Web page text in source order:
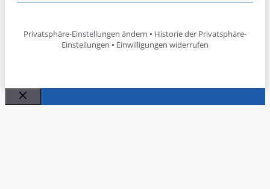
Privatsphäre-Einstellungen ändern • Historie der Privatsphäre-
Einstellungen • Einwilligungen widerrufen
Schließen